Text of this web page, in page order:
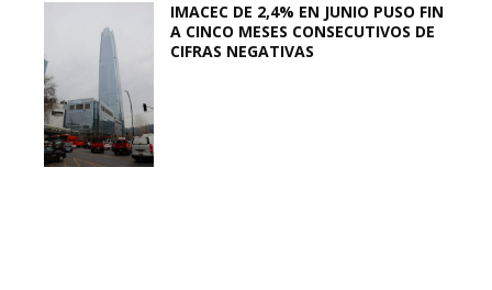
IMACEC DE 2,4% EN JUNIO PUSO FIN
A CINCO MESES CONSECUTIVOS DE
CIFRAS NEGATIVAS